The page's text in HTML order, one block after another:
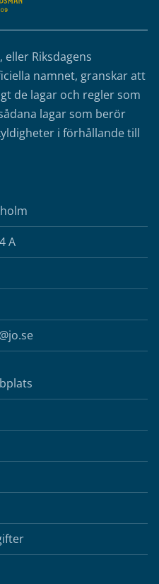
eller Riksdagens
namnet, granskar att
de lagar och regler som
lagar som berör
i förhållande till
A